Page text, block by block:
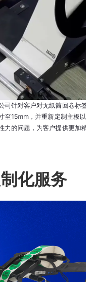
司针对客户对无纸筒回卷标
至15mm，并重新定制主板
力的问题，为客户提供更加
化服务